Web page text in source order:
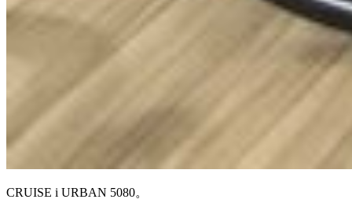
CRUISE i URBAN 5080。